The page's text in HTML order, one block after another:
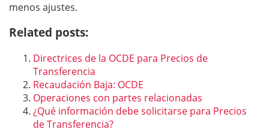
menos ajustes.
Related posts:
Directrices de la OCDE para Precios de
Transferencia
Recaudación Baja: OCDE
Operaciones con partes relacionadas
¿Qué información debe solicitarse para Precios
de Transferencia?